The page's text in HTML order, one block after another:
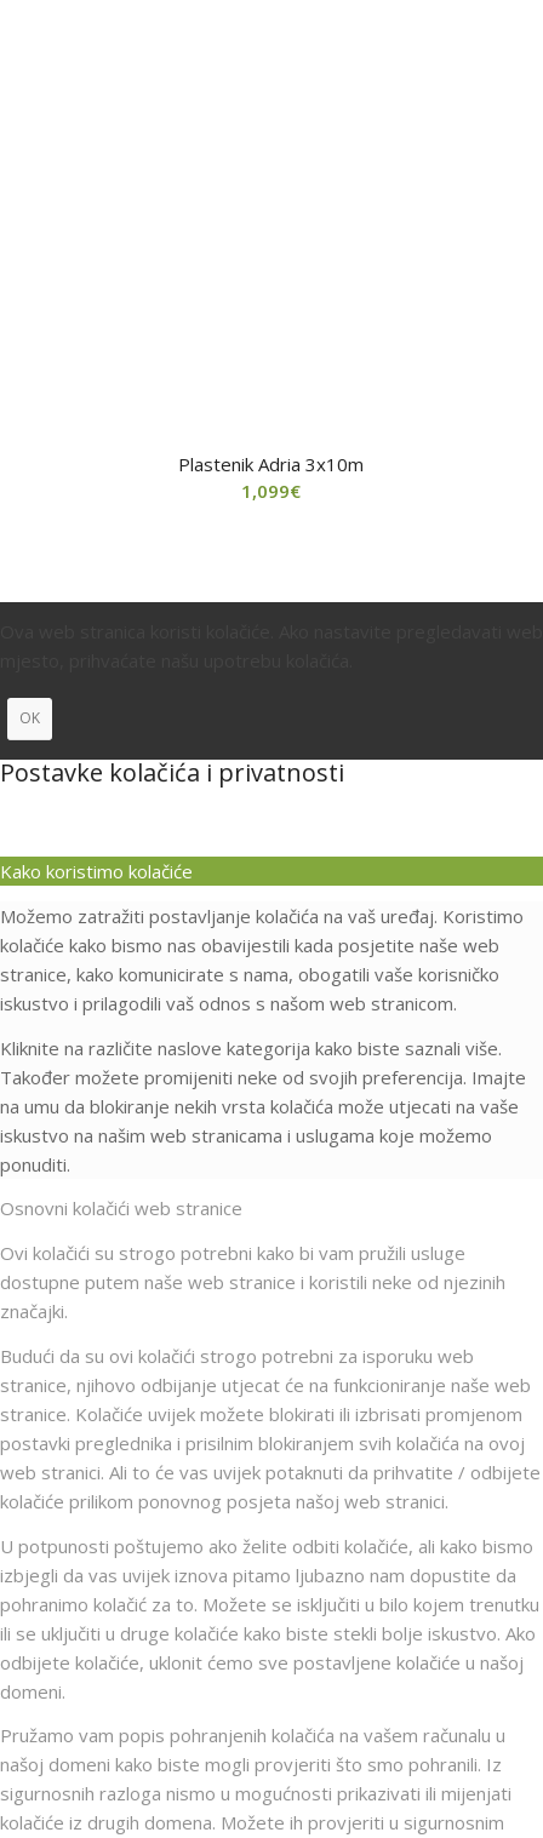
Plastenik Adria 3x10m
1,099€
OK
Postavke kolačića i privatnosti
Kako koristimo kolačiće
Možemo zatražiti postavljanje kolačića na vaš uređaj. Koristimo
kolačiće kako bismo nas obavijestili kada posjetite naše web
stranice, kako komunicirate s nama, obogatili vaše korisničko
iskustvo i prilagodili vaš odnos s našom web stranicom.
Kliknite na različite naslove kategorija kako biste saznali više.
Također možete promijeniti neke od svojih preferencija. Imajte
na umu da blokiranje nekih vrsta kolačića može utjecati na vaše
iskustvo na našim web stranicama i uslugama koje možemo
ponuditi.
Osnovni kolačići web stranice
Ovi kolačići su strogo potrebni kako bi vam pružili usluge
dostupne putem naše web stranice i koristili neke od njezinih
značajki.
Budući da su ovi kolačići strogo potrebni za isporuku web
stranice, njihovo odbijanje utjecat će na funkcioniranje naše web
stranice. Kolačiće uvijek možete blokirati ili izbrisati promjenom
postavki preglednika i prisilnim blokiranjem svih kolačića na ovoj
web stranici. Ali to će vas uvijek potaknuti da prihvatite / odbijete
kolačiće prilikom ponovnog posjeta našoj web stranici.
U potpunosti poštujemo ako želite odbiti kolačiće, ali kako bismo
izbjegli da vas uvijek iznova pitamo ljubazno nam dopustite da
pohranimo kolačić za to. Možete se isključiti u bilo kojem trenutku
ili se uključiti u druge kolačiće kako biste stekli bolje iskustvo. Ako
odbijete kolačiće, uklonit ćemo sve postavljene kolačiće u našoj
domeni.
Pružamo vam popis pohranjenih kolačića na vašem računalu u
našoj domeni kako biste mogli provjeriti što smo pohranili. Iz
sigurnosnih razloga nismo u mogućnosti prikazivati ili mijenjati
kolačiće iz drugih domena. Možete ih provjeriti u sigurnosnim